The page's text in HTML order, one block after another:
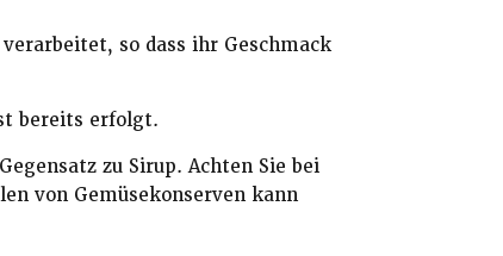
so dass ihr Geschmack
bereits erfolgt.
zu Sirup. Achten Sie bei
von Gemüsekonserven kann